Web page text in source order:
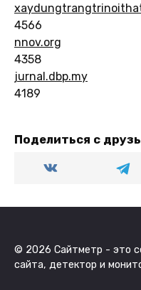
4566
nnov.org
4358
jurnal.dbp.my
4189
Поделиться с
© 2026 Сайтметр - это
сайта, детектор и